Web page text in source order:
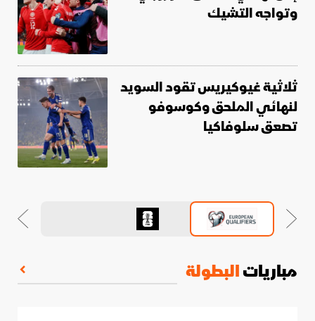
وتواجه التشيك
ثلاثية غيوكيريس تقود السويد
لنهائي الملحق وكوسوفو
تصعق سلوفاكيا
مبارياتالبطولة